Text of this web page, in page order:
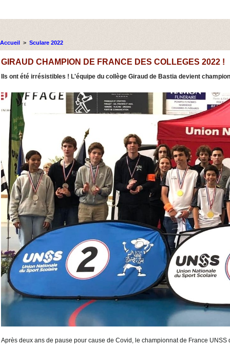
Accueil > Sculare 2022
GIRAUD CHAMPION DE FRANCE DES COLLEGES 2022 !
Ils ont été irrésistibles ! L'équipe du collège Giraud de Bastia devient
Après deux ans de pause pour cause de Covid, le championnat de France